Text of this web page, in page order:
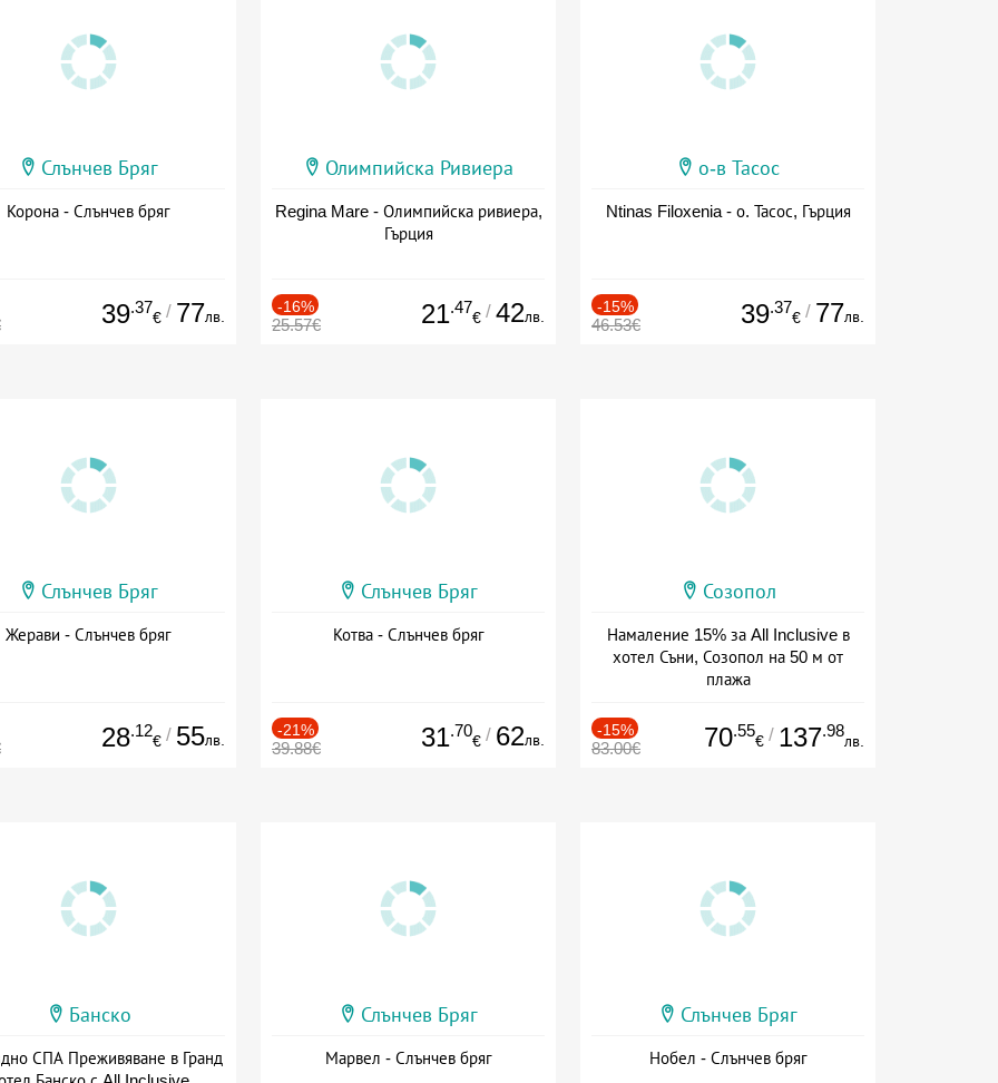
Слънчев Бряг
Корона - Слънчев бряг
39.37
€ / 77лв.
Олимпийска Ривиера
Regina Mare - Олимпийска ривиера,
Гърция
-16%
25.57€ 21.47
€ / 42лв.
о-в Тасос
Ntinas Filoxenia - о. Тасос, Гърция
-15%
46.53€ 39.37
€ / 77лв.
Слънчев Бряг
Жерави - Слънчев бряг
28.12
€ / 55лв.
Слънчев Бряг
Котва - Слънчев бряг
-21%
39.88€ 31.70
€ / 62лв.
Созопол
Намаление 15% за All Inclusive в
хотел Съни, Созопол на 50 м от
плажа
-15%
83.00€ 70.55
€ / 137.98
лв.
Банско
СПА Преживяване в Гранд
Слънчев Бряг
Марвел - Слънчев бряг
Слънчев Бряг
Нобел - Слънчев бряг